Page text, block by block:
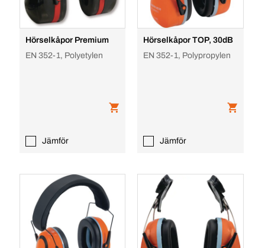
Hörselkåpor Premium
EN 352-1, Polyetylen
Jämför
Hörselkåpor TOP, 30dB
EN 352-1, Polypropylen
Jämför